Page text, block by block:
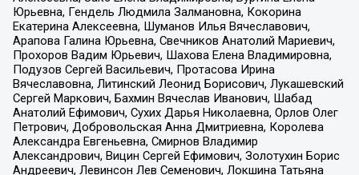
Юрьевна, Гендель Людмила Залмановна, Кокорина
Екатерина Алексеевна, Шуманов Илья Вячеславович,
Арапова Галина Юрьевна, Свечников Анатолий Мариевич,
Прохоров Вадим Юрьевич, Шахова Елена Владимировна,
Подузов Сергей Васильевич, Протасова Ирина
Вячеславовна, Литинский Леонид Борисович, Лукашевский
Сергей Маркович, Бахмин Вячеслав Иванович, Шабад
Анатолий Ефимович, Сухих Дарья Николаевна, Орлов Олег
Петрович, Добровольская Анна Дмитриевна, Королева
Александра Евгеньевна, Смирнов Владимир
Александрович, Вицин Сергей Ефимович, Золотухин Борис
Андреевич, Левинсон Лев Семенович, Локшина Татьяна